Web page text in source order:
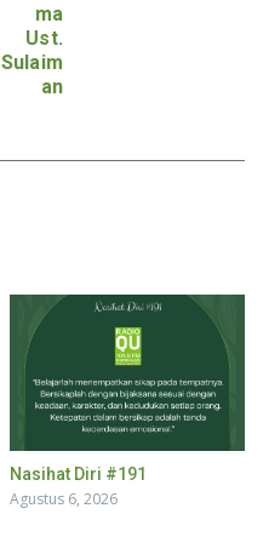
ma
Ust.
Sulaim
an
Nasihat Diri #191
Agustus 6, 2026